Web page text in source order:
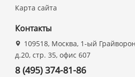
Карта сайта
Контакты
109518, Москва, 1-ый
д.20, стр. 35, офис 607
8 (495) 374-81-86